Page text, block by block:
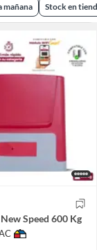
mañana Stock en
Speed 600 Kg